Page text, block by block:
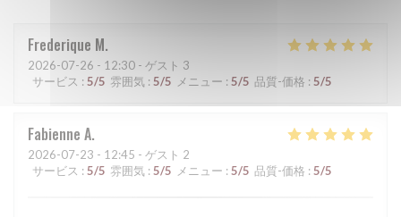
Frederique M
2026-07-26 - 12:30 - ゲスト 3
サービス : 5/5 雰囲気 : 5/5 メニュー : 5/5 品質-価格 : 5/5
Fabienne A
2026-07-23 - 12:45 - ゲスト 2
サービス : 5/5 雰囲気 : 5/5 メニュー : 5/5 品質-価格 : 5/5